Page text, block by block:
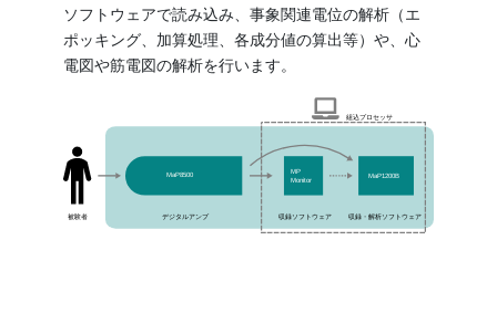
ソフトウェアで読み込み、事象関連電位の解析（エ
ポッキング、加算処理、各成分値の算出等）や、心
電図や筋電図の解析を行います。
MP
Monitor
収録ソフトウェア
被験者
組込プロセッサ
収録・解析ソフトウェア
MaP1200B
デジタルアンプ
MaP8500